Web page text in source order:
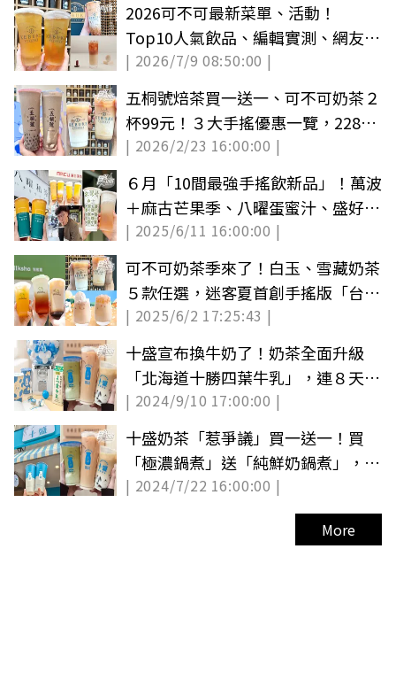
2026可不可最新菜單、活動！
Top10人氣飲品、編輯實測、網友必
喝推薦
| 2026/7/9 08:50:00 |
五桐號焙茶買一送一、可不可奶茶２
杯99元！３大手搖優惠一覽，228連
假繼續喝
| 2026/2/23 16:00:00 |
６月「10間最強手搖飲新品」！萬波
＋麻古芒果季、八曜蛋蜜汁、盛好買
一送一
| 2025/6/11 16:00:00 |
可不可奶茶季來了！白玉、雪藏奶茶
５款任選，迷客夏首創手搖版「台味
可樂」
| 2025/6/2 17:25:43 |
十盛宣布換牛奶了！奶茶全面升級
「北海道十勝四葉牛乳」，連８天有
買２送１
| 2024/9/10 17:00:00 |
十盛奶茶「惹爭議」買一送一！買
「極濃鍋煮」送「純鮮奶鍋煮」，請
奶茶控比較
| 2024/7/22 16:00:00 |
More